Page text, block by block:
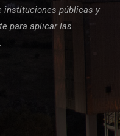
instituciones públicas y
para aplicar las